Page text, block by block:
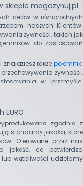
sklepie magazynuj.pl
celów w różnorodnych
naszych Klientów.
żywności, takich jak
do zastosowań
znajdziesz także pojemniki
żywności,
w przemyśle.
zgodnie z
standardy jakości, które
Oferowane przez nas
jakość, co potwierdza
wątpliwości udzielamy